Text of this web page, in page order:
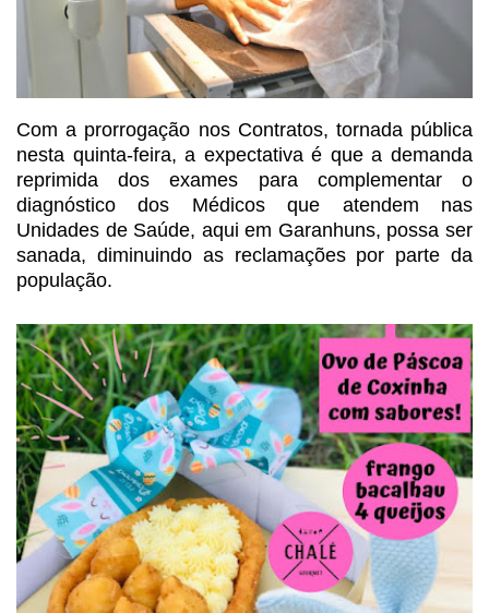
Com a prorrogação nos Contratos, tornada pública
nesta quinta-feira, a expectativa é que a demanda
reprimida dos exames para complementar o
diagnóstico dos Médicos que atendem nas
Unidades deSaúde, aqui em Garanhuns, possa ser
sanada, diminuindo as reclamações por parte da
população.